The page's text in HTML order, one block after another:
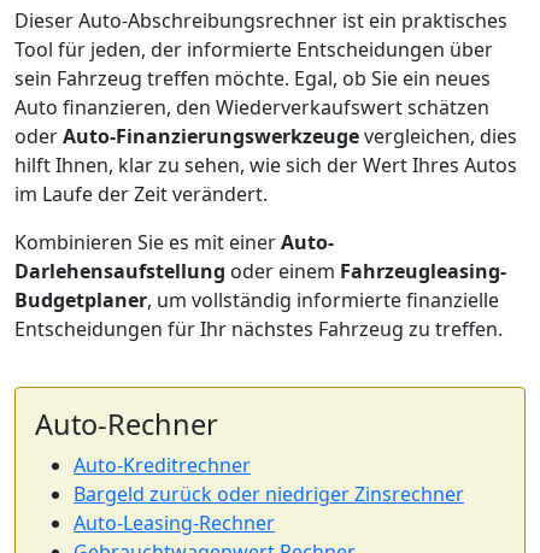
Dieser Auto-Abschreibungsrechner ist ein praktisches
Tool für jeden, der informierte Entscheidungen über
sein Fahrzeug treffen möchte. Egal, ob Sie ein neues
Auto finanzieren, den Wiederverkaufswert schätzen
oderAuto-Finanzierungswerkzeugevergleichen, dies
hilft Ihnen, klar zu sehen, wie sich der Wert Ihres Autos
im Laufe der Zeit verändert.
Kombinieren Sie es mit einerAuto-
Darlehensaufstellung oder einem Fahrzeugleasing-
Budgetplaner, um vollständig informierte finanzielle
Entscheidungen für Ihr nächstes Fahrzeug zu treffen.
Auto-Rechner
Auto-Kreditrechner
Bargeld zurück oder niedriger Zinsrechner
Auto-Leasing-Rechner